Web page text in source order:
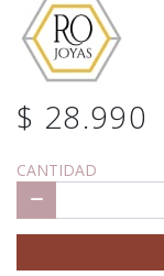
$ 28.990
CANTIDAD